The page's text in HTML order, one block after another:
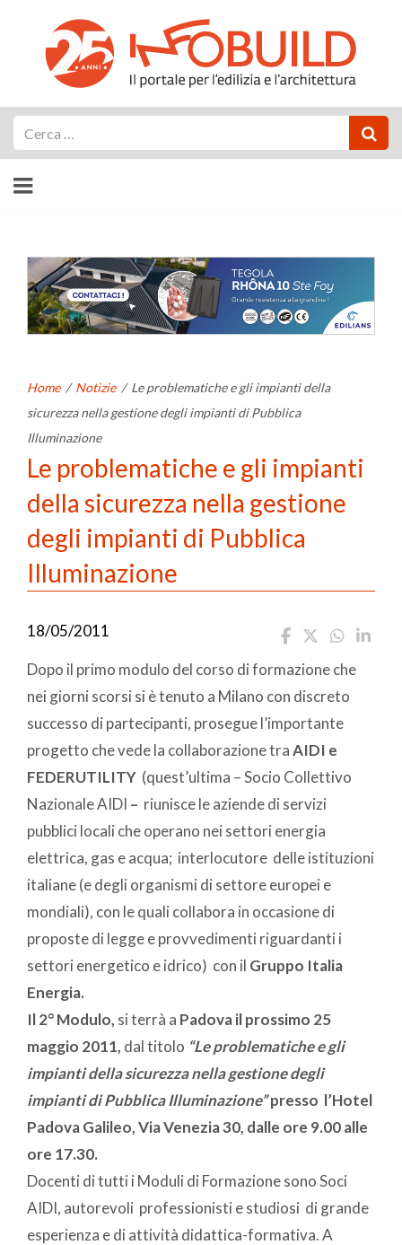
Home / Notizie / Le problematiche e gli impianti della
sicurezza nella gestione degli impianti di Pubblica
Illuminazione
Le problematiche e gli impianti
della sicurezza nella gestione
degli impianti di Pubblica
Illuminazione
18/05/2011
Dopo il primo modulo del corso di formazione che
nei giorni scorsi si è tenuto a Milano con discreto
successo di partecipanti, prosegue l’importante
progetto che vede la collaborazione traAIDI e
FEDERUTILITY (quest’ultima – Socio Collettivo
Nazionale AIDI – riunisce le aziende di servizi
pubblici locali che operano nei settori energia
elettrica, gas e acqua; interlocutore delle istituzioni
italiane (e degli organismi di settore europei e
mondiali), con le quali collabora in occasione di
proposte di legge e provvedimenti riguardanti i
settori energetico e idrico) con il Gruppo Italia
Energia.
Il 2° Modulo, si terrà a Padova il prossimo 25
maggio 2011, dal titolo “Le problematiche e gli
impianti della sicurezza nella gestione degli
impianti di Pubblica Illuminazione”presso l’Hotel
Padova Galileo, Via Venezia 30, dalle ore 9.00 alle
ore 17.30.
Docenti di tutti i Moduli di Formazione sono Soci
AIDI, autorevoli professionisti e studiosi di grande
esperienza e di attività didattica-formativa. A